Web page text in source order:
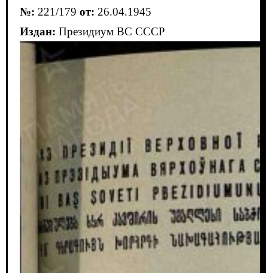
№: 221/179 от: 26.04.1945
Издан: Президиум ВС СССР